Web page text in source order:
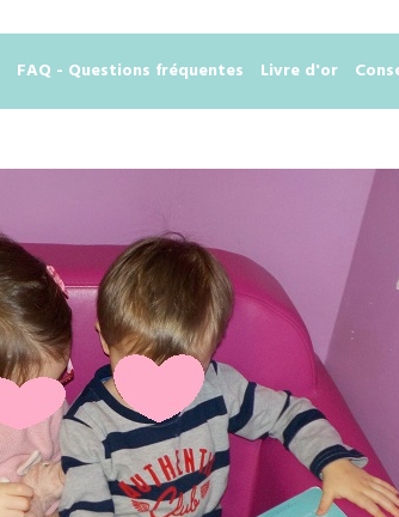
FAQ - Questions fréquentes Livre d'or